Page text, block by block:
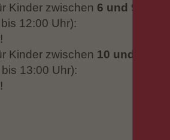
Kinder zwischen 6 und 9
12:00 Uhr):
Kinder zwischen 10 und 14
13:00 Uhr):